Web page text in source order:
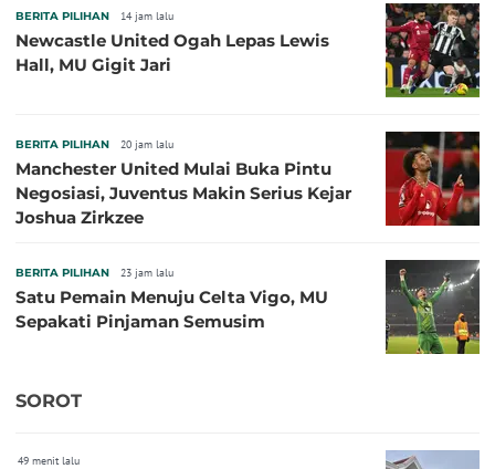
BERITA PILIHAN 14 jam lalu
Newcastle United Ogah Lepas Lewis
Hall, MU Gigit Jari
BERITA PILIHAN 20 jam lalu
Manchester United Mulai Buka Pintu
Negosiasi, Juventus Makin Serius Kejar
Joshua Zirkzee
BERITA PILIHAN 23 jam lalu
Satu Pemain Menuju Celta Vigo, MU
Sepakati Pinjaman Semusim
SOROT
49 menit lalu